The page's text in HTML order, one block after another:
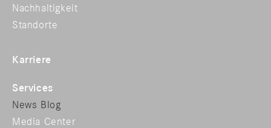
Nachhaltigkeit
Standorte
Karriere
Services
News Blog
Media Center